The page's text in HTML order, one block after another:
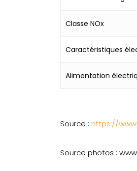
Classe NOx
Caractéristiques
Alimentation
Source :https://
Source photos :